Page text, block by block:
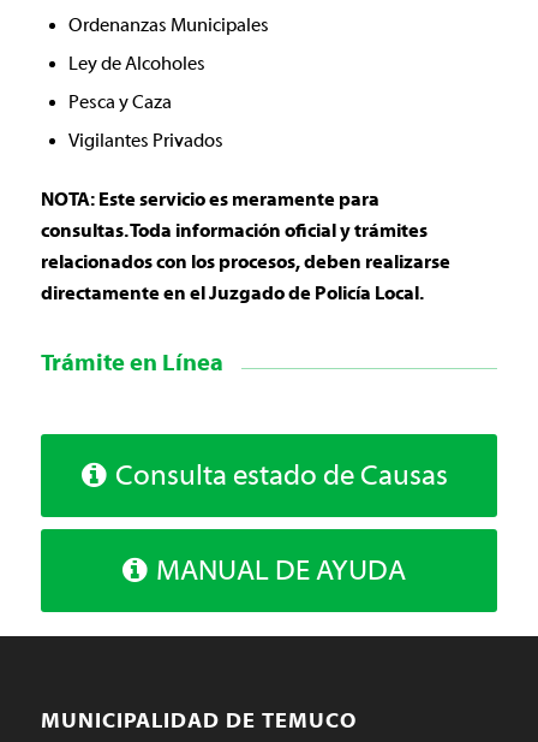
Ordenanzas Municipales
Ley de Alcoholes
Pesca y Caza
Vigilantes Privados
NOTA: Este servicio es meramente para
consultas. Toda información oficial y trámites
relacionados con los procesos, deben realizarse
directamente en el Juzgado de Policía Local.
Trámite en Línea
Consulta estado de Causas
MANUAL DE AYUDA
MUNICIPALIDAD DE TEMUCO